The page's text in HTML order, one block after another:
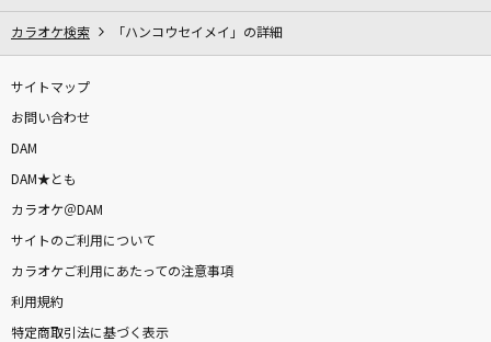
カラオケ検索 「ハンコウセイメイ」の詳細
サイトマップ
お問い合わせ
DAM
DAM★とも
カラオケ＠DAM
サイトのご利用について
カラオケご利用にあたっての注意事項
利用規約
特定商取引法に基づく表示